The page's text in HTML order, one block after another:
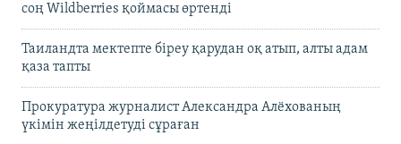
соң Wildberries қоймасы өртенді
Таиландта мектепте біреу қарудан оқ атып, алты адам
қаза тапты
Прокуратура журналист Александра Алёхованың
үкімін жеңілдетуді сұраған